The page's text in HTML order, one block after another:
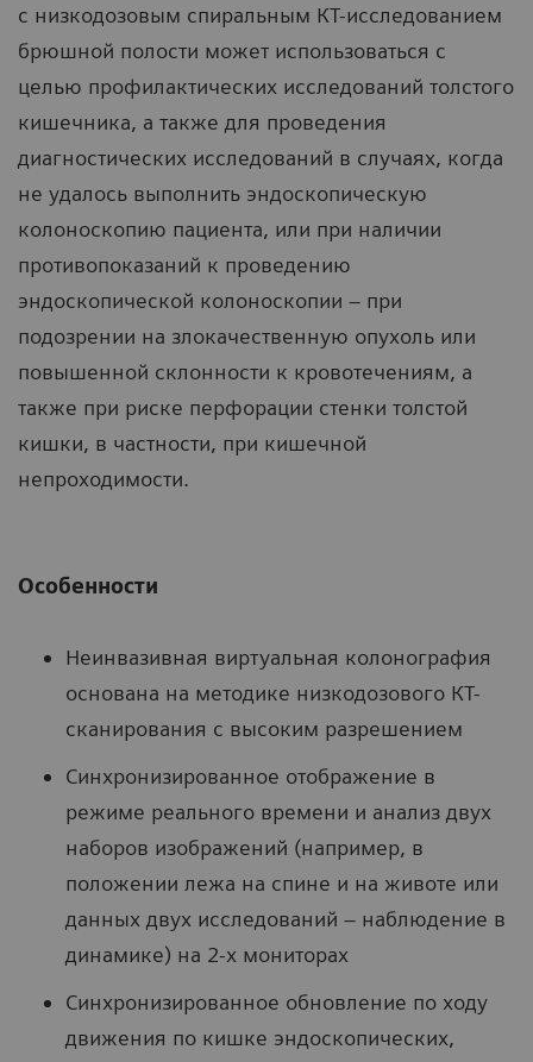
с низкодозовым спиральным КТ-исследованием
брюшной полости может использоваться с
целью профилактических исследований толстого
кишечника, а также для проведения
диагностических исследований в случаях, когда
не удалось выполнить эндоскопическую
колоноскопию пациента, или при наличии
противопоказаний к проведению
эндоскопической колоноскопии – при
подозрении на злокачественную опухоль или
повышенной склонности к кровотечениям, а
также при риске перфорации стенки толстой
кишки, в частности, при кишечной
непроходимости.
Особенности
Неинвазивная виртуальная колонография
основана на методике низкодозового КТ-
сканирования с высоким разрешением
Синхронизированное отображение в
режиме реального времени и анализ двух
наборов изображений (например, в
положении лежа на спине и на животе или
данных двух исследований – наблюдение в
динамике) на 2-х мониторах
Синхронизированное обновление по ходу
движения по кишке эндоскопических,